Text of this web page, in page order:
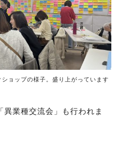
ョップの様子。盛り上がっています
異業種交流会」も行われま